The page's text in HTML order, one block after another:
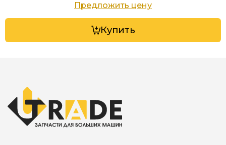
Предложить цену
Купить